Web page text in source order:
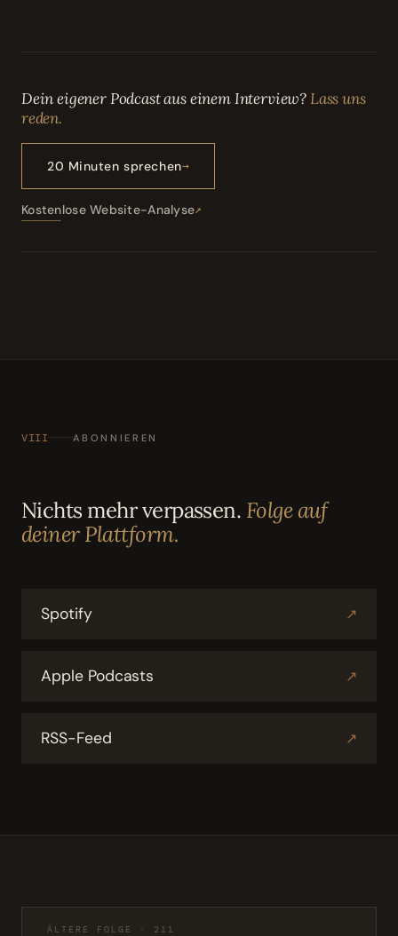
Dein eigener Podcast aus einem Interview?Lass uns
reden.
20 Minuten sprechen
Kostenlose Website-Analyse
VIII ABONNIEREN
Nichts mehr verpassen. Folge auf
deiner Plattform.
Spotify ↗
Apple Podcasts ↗
RSS-Feed ↗
ÄLTERE FOLGE · 211